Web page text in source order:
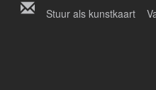
Stuur als kunstkaart